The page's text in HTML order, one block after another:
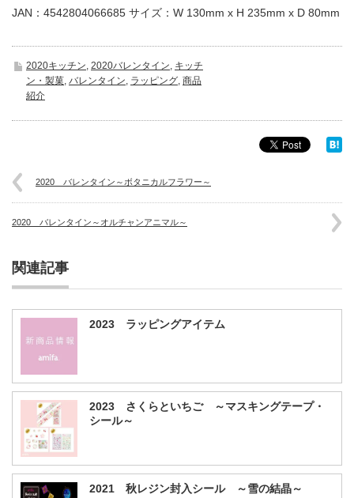
JAN：4542804066685 サイズ：W 130mm x H 235mm x D 80mm
2020キッチン, 2020バレンタイン, キッチ
ン・製菓, バレンタイン, ラッピング, 商品
紹介
2020 バレンタイン～ボタニカルフラワー～
2020 バレンタイン～オルチャンアニマル～
関連記事
2023 ラッピングアイテム
2023 さくらといちご ～マスキングテープ・
シール～
2021 秋レジン封入シール ～雪の結晶～